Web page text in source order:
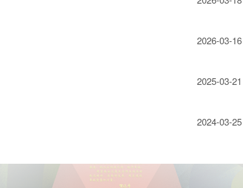
2026-03-16
2025-03-21
2024-03-25